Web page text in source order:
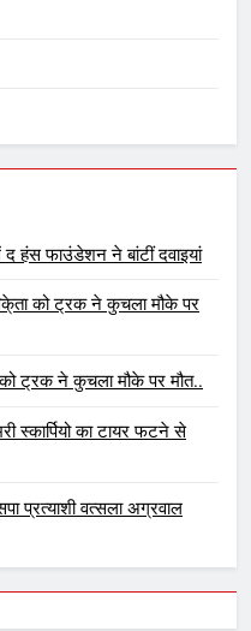
द हंस फाउंडेशन ने बांटीं दवाइयां
को ट्रक ने कुचला मौके पर
को ट्रक ने कुचला मौके पर मौत..
स्कार्पियो का टायर फटने से
प्रत्याशी वत्सला अग्रवाल